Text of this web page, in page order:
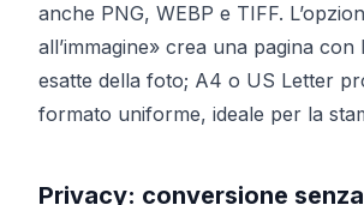
anche PNG, WEBP e TIFF.
all’immagine» crea una pagina con
esatte della foto; A4 o US Letter
formato uniforme, ideale per la
Privacy: conversione senza